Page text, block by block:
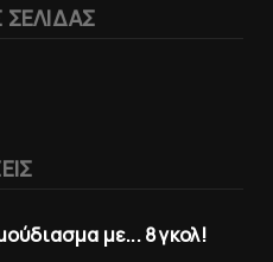
με... 8 γκολ!